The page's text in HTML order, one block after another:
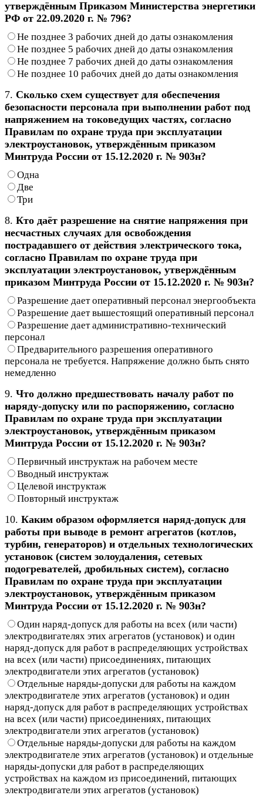
утверждённым Приказом Министерства энергетики
РФ от 22.09.2020 г. № 796?
Не позднее 3 рабочих дней до даты ознакомления
Не позднее 5 рабочих дней до даты ознакомления
Не позднее 7 рабочих дней до даты ознакомления
Не позднее 10 рабочих дней до даты ознакомления
7. Сколько схем существует для обеспечения
безопасности персонала при выполнении работ под
напряжением на токоведущих частях, согласно
Правилам по охране труда при эксплуатации
электроустановок, утверждённым приказом
Минтруда России от 15.12.2020 г. № 903н?
Одна
Две
Три
8. Кто даёт разрешение на снятие напряжения при
несчастных случаях для освобождения
пострадавшего от действия электрического тока,
согласно Правилам по охране труда при
эксплуатации электроустановок, утверждённым
приказом Минтруда России от 15.12.2020 г. № 903н?
Разрешение дает оперативный персонал энергообъекта
Разрешение дает вышестоящий оперативный персонал
Разрешение дает административно-технический
персонал
Предварительного разрешения оперативного
персонала не требуется. Напряжение должно быть снято
немедленно
9. Что должно предшествовать началу работ по
наряду-допуску или по распоряжению, согласно
Правилам по охране труда при эксплуатации
электроустановок, утверждённым приказом
Минтруда России от 15.12.2020 г. № 903н?
Первичный инструктаж на рабочем месте
Вводный инструктаж
Целевой инструктаж
Повторный инструктаж
10. Каким образом оформляется наряд-допуск для
работы при выводе в ремонт агрегатов (котлов,
турбин, генераторов) и отдельных технологических
установок (систем золоудаления, сетевых
подогревателей, дробильных систем), согласно
Правилам по охране труда при эксплуатации
электроустановок, утверждённым приказом
Минтруда России от 15.12.2020 г. № 903н?
Один наряд-допуск для работы на всех (или части)
электродвигателях этих агрегатов (установок) и один
наряд-допуск для работ в распределяющих устройствах
на всех (или части) присоединениях, питающих
электродвигатели этих агрегатов (установок)
Отдельные наряды-допуски для работы на каждом
электродвигателе этих агрегатов (установок) и один
наряд-допуск для работ в распределяющих устройствах
на всех (или части) присоединениях, питающих
электродвигатели этих агрегатов (установок)
Отдельные наряды-допуски для работы на каждом
электродвигателе этих агрегатов (установок) и отдельные
наряды-допуски для работ в распределяющих
устройствах на каждом из присоединений, питающих
электродвигатели этих агрегатов (установок)